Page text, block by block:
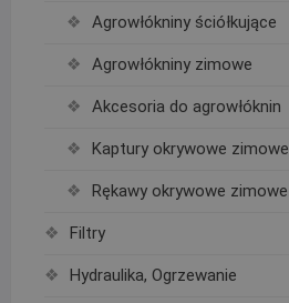
Agrowłókniny ściółkujące
Agrowłókniny zimowe
Akcesoria do agrowłóknin
Kaptury okrywowe zimowe
Rękawy okrywowe zimowe
Filtry
Hydraulika, Ogrzewanie